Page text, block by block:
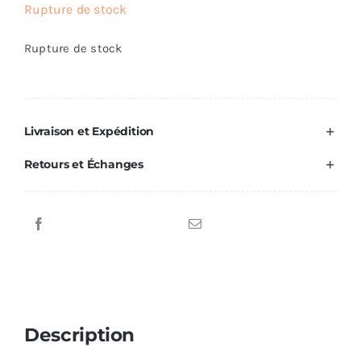
Rupture de stock
Rupture de stock
Livraison et Expédition
Retours et Échanges
Description